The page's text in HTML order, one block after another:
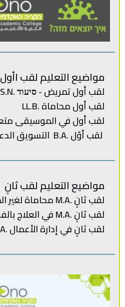
مواضيع التعليم لقب اأول
لقب أول تمريض - סיעוד .B.S.N
لقب أول محاماة .LL.B
لقب‭ ‬أول في‭ ‬الموسيقى‭ ‬متعدد‭ ‬
لقب‭ ‬أوّل .‭ ‬B.Aالتسويق‭ ‬الدعاية‭ ‬والإعلان
مواضيع التعليم لقب ثانٍ
لقب‭ ‬ثانٍ .‭ ‬M.Aمحاماة‭ ‬لغير‭ ‬المحامين
لقب ثانٍ .M.A في العلاج بالفنون
لقب‭ ‬ثانٍ‭ ‬في‭ ‬إدارة‭ ‬الأعمال .‭ M.B.A